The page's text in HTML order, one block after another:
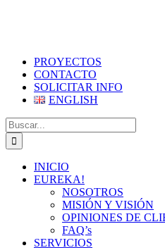
PROYECTOS
CONTACTO
SOLICITAR INFO
ENGLISH
Buscar:
INICIO
EUREKA!
NOSOTROS
MISIÓN Y VISIÓN
OPINIONES DE
FAQ’s
SERVICIOS